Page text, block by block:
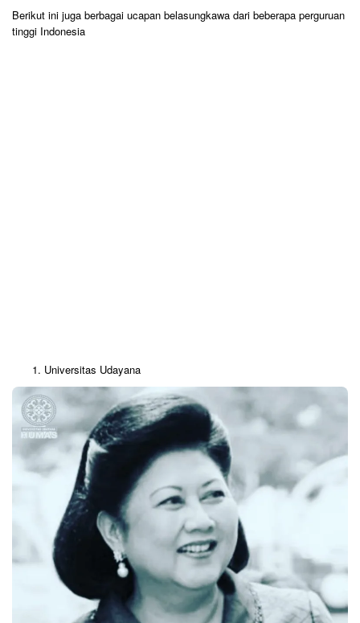
Berikut ini juga berbagai ucapan belasungkawa dari beberapa perguruan
tinggi Indonesia
Universitas Udayana